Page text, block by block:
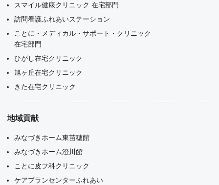
スマイル健康クリニック 在宅部門
訪問看護ふれあいステーション
ことに・メディカル・サポート・クリニック
在宅部門
ひがし在宅クリニック
旭ヶ丘在宅クリニック
きた在宅クリニック
地域貢献
みなづきホーム東苗穂館
みなづきホーム澄川館
ことに皮フ科クリニック
ケアプランセンターふれあい